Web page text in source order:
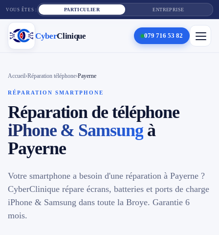
VOUS ÊTES : PARTICULIER ENTREPRISE
CyberClinique 079 716 53 82
Cyber Clinique
Services
Réparation téléphone
Tarifs
Blog
Contact
Accueil›Réparation téléphone›Payerne
RÉPARATION SMARTPHONE
Réparation de téléphone
iPhone & Samsungà
Payerne
Votre smartphone a besoin d'une réparation à Payerne ?
CyberClinique répare écrans, batteries et ports de charge
iPhone & Samsung dans toute la Broye. Garantie 6
mois.